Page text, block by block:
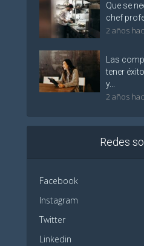
Que se
chef
2 años
Las
tener
y...
2 años
Redes
Facebook
Instagram
Twitter
Linkedin